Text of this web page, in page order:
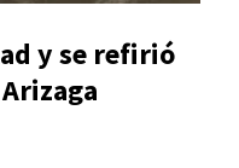
y se refirió